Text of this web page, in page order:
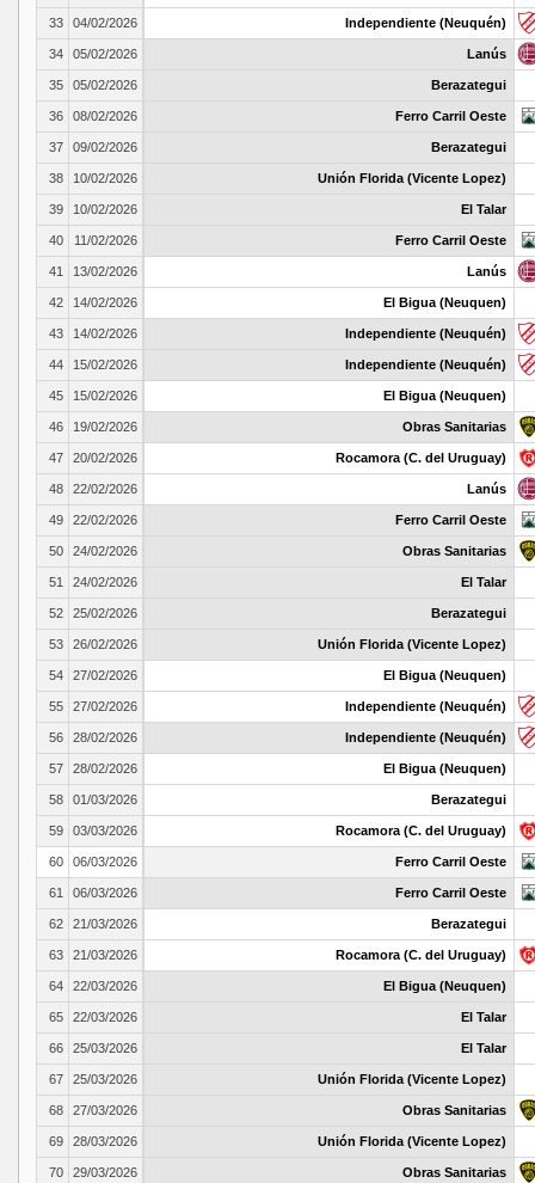
33 04/02/2026 Independiente (Neuquén)
34 05/02/2026 Lanús
35 05/02/2026 Berazategui
36 08/02/2026 Ferro Carril Oeste
37 09/02/2026 Berazategui
38 10/02/2026 Unión Florida (Vicente Lopez)
39 10/02/2026 El Talar
40 11/02/2026 Ferro Carril Oeste
41 13/02/2026 Lanús
42 14/02/2026 El Bigua (Neuquen)
43 14/02/2026 Independiente (Neuquén)
44 15/02/2026 Independiente (Neuquén)
45 15/02/2026 El Bigua (Neuquen)
46 19/02/2026 Obras Sanitarias
47 20/02/2026 Rocamora (C. del Uruguay)
48 22/02/2026 Lanús
49 22/02/2026 Ferro Carril Oeste
50 24/02/2026 Obras Sanitarias
51 24/02/2026 El Talar
52 25/02/2026 Berazategui
53 26/02/2026 Unión Florida (Vicente Lopez)
54 27/02/2026 El Bigua (Neuquen)
55 27/02/2026 Independiente (Neuquén)
56 28/02/2026 Independiente (Neuquén)
57 28/02/2026 El Bigua (Neuquen)
58 01/03/2026 Berazategui
59 03/03/2026 Rocamora (C. del Uruguay)
60 06/03/2026 Ferro Carril Oeste
61 06/03/2026 Ferro Carril Oeste
62 21/03/2026 Berazategui
63 21/03/2026 Rocamora (C. del Uruguay)
64 22/03/2026 El Bigua (Neuquen)
65 22/03/2026 El Talar
66 25/03/2026 El Talar
67 25/03/2026 Unión Florida (Vicente Lopez)
68 27/03/2026 Obras Sanitarias
69 28/03/2026 Unión Florida (Vicente Lopez)
70 29/03/2026 Obras Sanitarias